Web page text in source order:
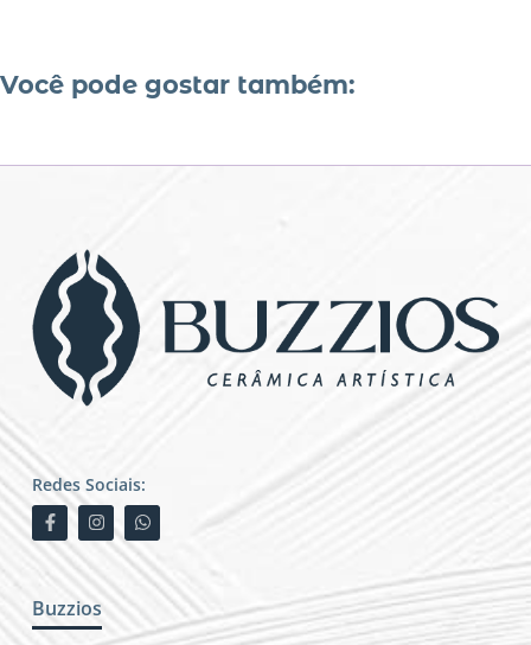
Você pode gostar também:
Redes Sociais:
Buzzios